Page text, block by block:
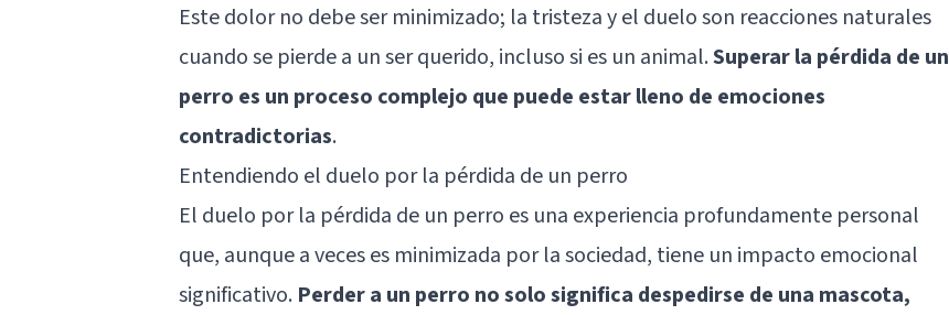
Este dolor no debe ser minimizado; la tristeza yel dueloson reacciones naturales
cuando se pierde a un ser querido, incluso si es un animal.Superar la pérdida de un
perro es un proceso complejo que puede estar lleno de emociones
contradictorias.
Entendiendo el duelo por la pérdida de un perro
El duelo por la pérdida de un perro es una experiencia profundamente personal
que, aunque a veces es minimizada por la sociedad, tiene un impacto emocional
significativo. Perder a un perro no solo significa despedirse de una mascota,